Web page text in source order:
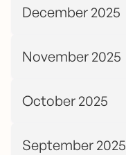
December 2025
November 2025
October 2025
September 2025